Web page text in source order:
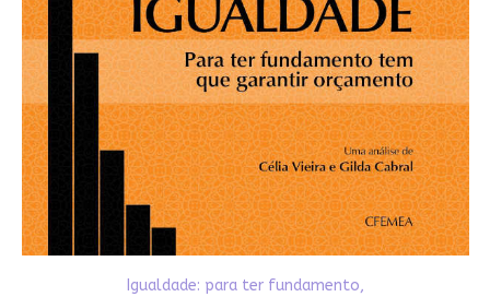
Igualdade: para ter fundamento,